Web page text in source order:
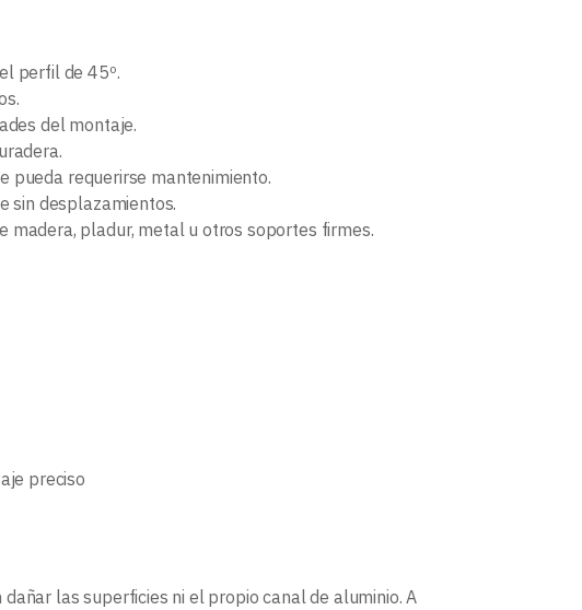
perfil de 45º.
del montaje.
pueda requerirse mantenimiento.
sin desplazamientos.
madera, pladur, metal u otros soportes firmes.
preciso
las superficies ni el propio canal de aluminio. A